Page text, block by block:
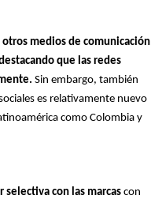
medios de comunicación
que las redes
Sin embargo, también
es relativamente nuevo
como Colombia y
con las marcas con